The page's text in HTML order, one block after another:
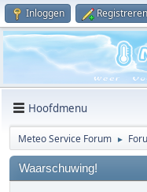
Inloggen Registreren
Hoofdmenu
Meteo Service Forum ►
Waarschuwing!